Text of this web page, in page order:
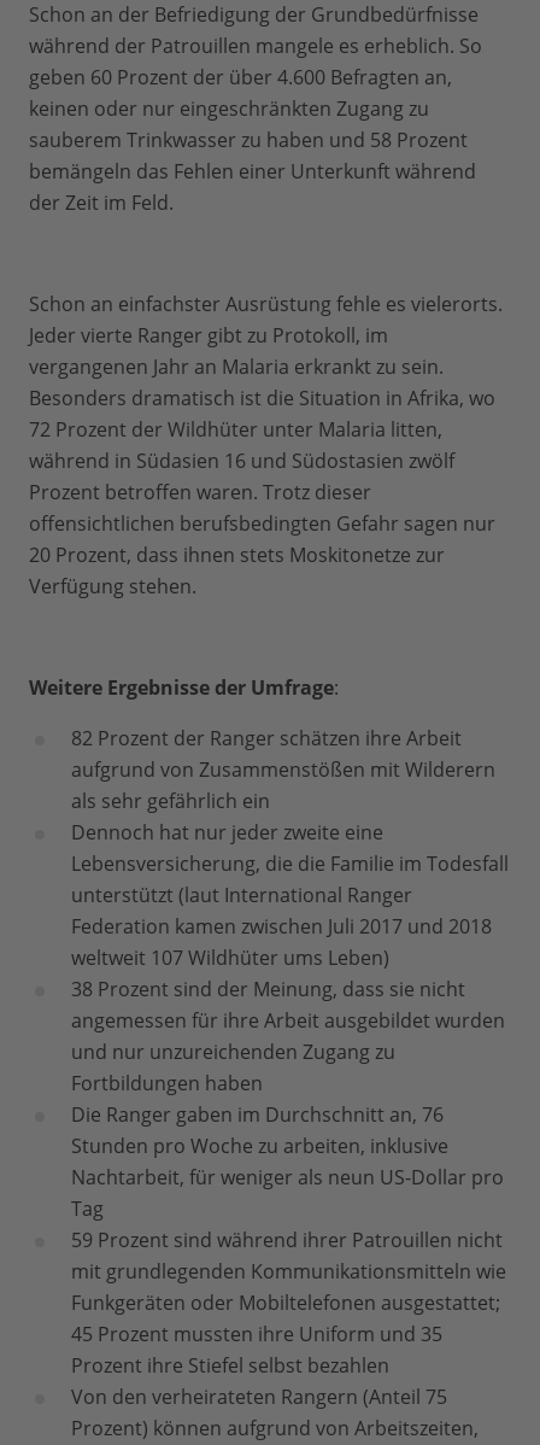
Schon an der Befriedigung der Grundbedürfnisse
während der Patrouillen mangele es erheblich. So
geben 60 Prozent der über 4.600 Befragten an,
keinen oder nur eingeschränkten Zugang zu
sauberem Trinkwasser zu haben und 58 Prozent
bemängeln das Fehlen einer Unterkunft während
der Zeit im Feld.
Schon an einfachster Ausrüstung fehle es vielerorts.
Jeder vierte Ranger gibt zu Protokoll, im
vergangenen Jahr an Malaria erkrankt zu sein.
Besonders dramatisch ist die Situation in Afrika, wo
72 Prozent der Wildhüter unter Malaria litten,
während in Südasien 16 und Südostasien zwölf
Prozent betroffen waren. Trotz dieser
offensichtlichen berufsbedingten Gefahr sagen nur
20 Prozent, dass ihnen stets Moskitonetze zur
Verfügung stehen.
Weitere Ergebnisse der Umfrage:
82 Prozent der Ranger schätzen ihre Arbeit
aufgrund von Zusammenstößen mit Wilderern
als sehr gefährlich ein
Dennoch hat nur jeder zweite eine
Lebensversicherung, die die Familie im Todesfall
unterstützt (laut International Ranger
Federation kamen zwischen Juli 2017 und 2018
weltweit 107 Wildhüter ums Leben)
38 Prozent sind der Meinung, dass sie nicht
angemessen für ihre Arbeit ausgebildet wurden
und nur unzureichenden Zugang zu
Fortbildungen haben
Die Ranger gaben im Durchschnitt an, 76
Stunden pro Woche zu arbeiten, inklusive
Nachtarbeit, für weniger als neun US-Dollar pro
Tag
59 Prozent sind während ihrer Patrouillen nicht
mit grundlegenden Kommunikationsmitteln wie
Funkgeräten oder Mobiltelefonen ausgestattet;
45 Prozent mussten ihre Uniform und 35
Prozent ihre Stiefel selbst bezahlen
Von den verheirateten Rangern (Anteil 75
Prozent) können aufgrund von Arbeitszeiten,